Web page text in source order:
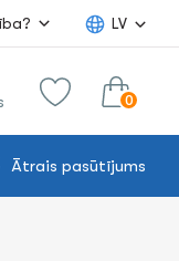
LV
0
Ātrais pasūtījums